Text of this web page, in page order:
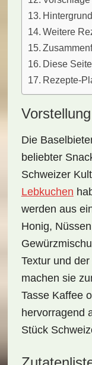
Weitere
Diese
Rezepte-
Die
beliebter
Schweizer
Lebkuchen
werden aus
Honig, Nüssen
Textur und
machen sie
Tasse Kaffee
hervorragend
Stück